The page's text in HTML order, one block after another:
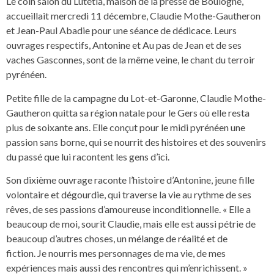
accueillait mercredi 11 décembre, Claudie Mothe-Gautheron
et Jean-Paul Abadie pour une séance de dédicace. Leurs
ouvrages respectifs, Antonine et Au pas de Jean et de ses
vaches Gasconnes, sont de la même veine, le chant du terroir
pyrénéen.
Petite fille de la campagne du Lot-et-Garonne, Claudie Mothe-
Gautheron quitta sa région natale pour le Gers où elle resta
plus de soixante ans. Elle conçut pour le midi pyrénéen une
passion sans borne, qui se nourrit des histoires et des souvenirs
du passé que lui racontent les gens d’ici.
Son dixième ouvrage raconte l’histoire d’Antonine, jeune fille
volontaire et dégourdie, qui traverse la vie au rythme de ses
rêves, de ses passions d’amoureuse inconditionnelle. « Elle a
beaucoup de moi, sourit Claudie, mais elle est aussi pétrie de
beaucoup d’autres choses, un mélange de réalité et de
fiction. Je nourris mes personnages de ma vie, de mes
expériences mais aussi des rencontres qui m’enrichissent. »